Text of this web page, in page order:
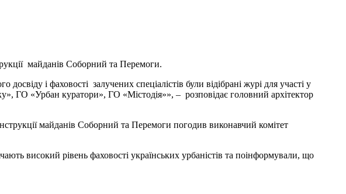
майданів Соборний та Перемоги.
і фаховості залучених спеціалістів були відібрані журі для участі у
ГО «Урбан куратори», ГО «Містодія»», – розповідає головний архітектор
майданів Соборний та Перемоги погодив виконавчий комітет
високий рівень фаховості українських урбаністів та поінформували, що